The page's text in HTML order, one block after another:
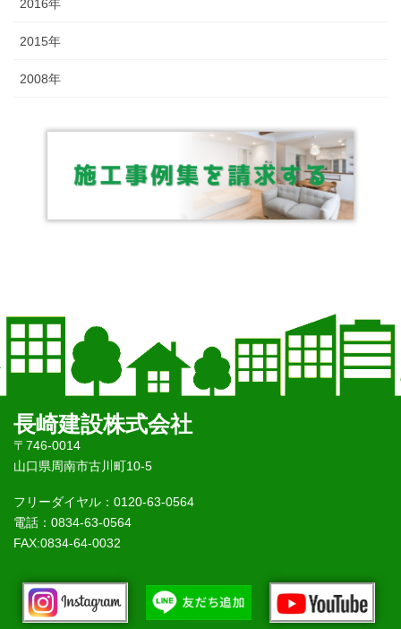
2016年
2015年
2008年
長崎建設株式会社
〒746-0014
山口県周南市古川町10-5
フリーダイヤル：0120-63-0564
電話：0834-63-0564
FAX:0834-64-0032